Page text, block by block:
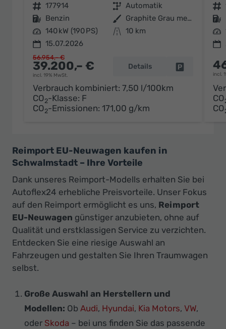
Fahrzeugnr. 177914 Getriebe Automatik
Kraftstoff Benzin Außenfarbe
Graphite Grau metallic
Leistung 140 kW (190 PS) Kilometerstand 10 km
15.07.2026
39.200,– €
incl. 19% MwSt.
56.954,– €
Details Fahrzeug
Verbrauch kombiniert: 7,50 l/100km
CO2-Klasse: F
CO2-Emissionen: 171,00 g/km
Fahrzeugnr.
Kraftstoff
Leistung
incl.
CO
CO
Reimport EU-Neuwagen kaufen in
Schwalmstadt – Ihre Vorteile
Dank unseres Reimport-Modells erhalten Sie bei
Autoflex24 erhebliche Preisvorteile. Unser Fokus
auf den Reimport ermöglicht es uns, Reimport
EU-Neuwagen günstiger anzubieten, ohne auf
Qualität und erstklassigen Service zu verzichten.
Entdecken Sie eine riesige Auswahl an
Fahrzeugen und gestalten Sie Ihren Traumwagen
selbst.
Große Auswahl an Herstellern und
Modellen: Ob Audi, Hyundai, Kia Motors, VW,
oder Skoda – bei uns finden Sie das passende